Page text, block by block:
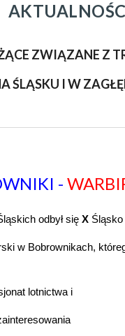
ZWIĄZANE Z
ŚLĄSKU IW
-
odbył sięX Śląsko
w Bobrownikach,
lotnictwa i